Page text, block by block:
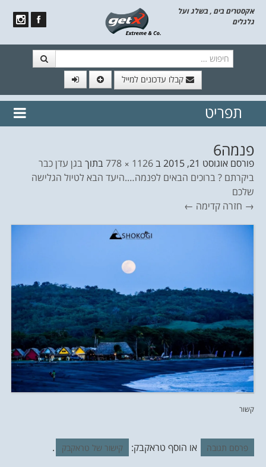
אקסטרים בים , בשלג ועל
גלגלים
קבלו עדכונים למייל
// הצטרף לרשימת תפוצה!
נשמח
תפריט
פנמה6
פורסם אוגוסט 21, 2015 ב1126 × 778 בתוךבגן עדן כבר
ביקרתם ? ברוכים הבאים לפנמה….היעד הבא לטיול הגלישה
שלכם
→ חזרה קדימה ←
קשור
פרסם תגובה או הוסף טראקבק: קישור של טראקבק .